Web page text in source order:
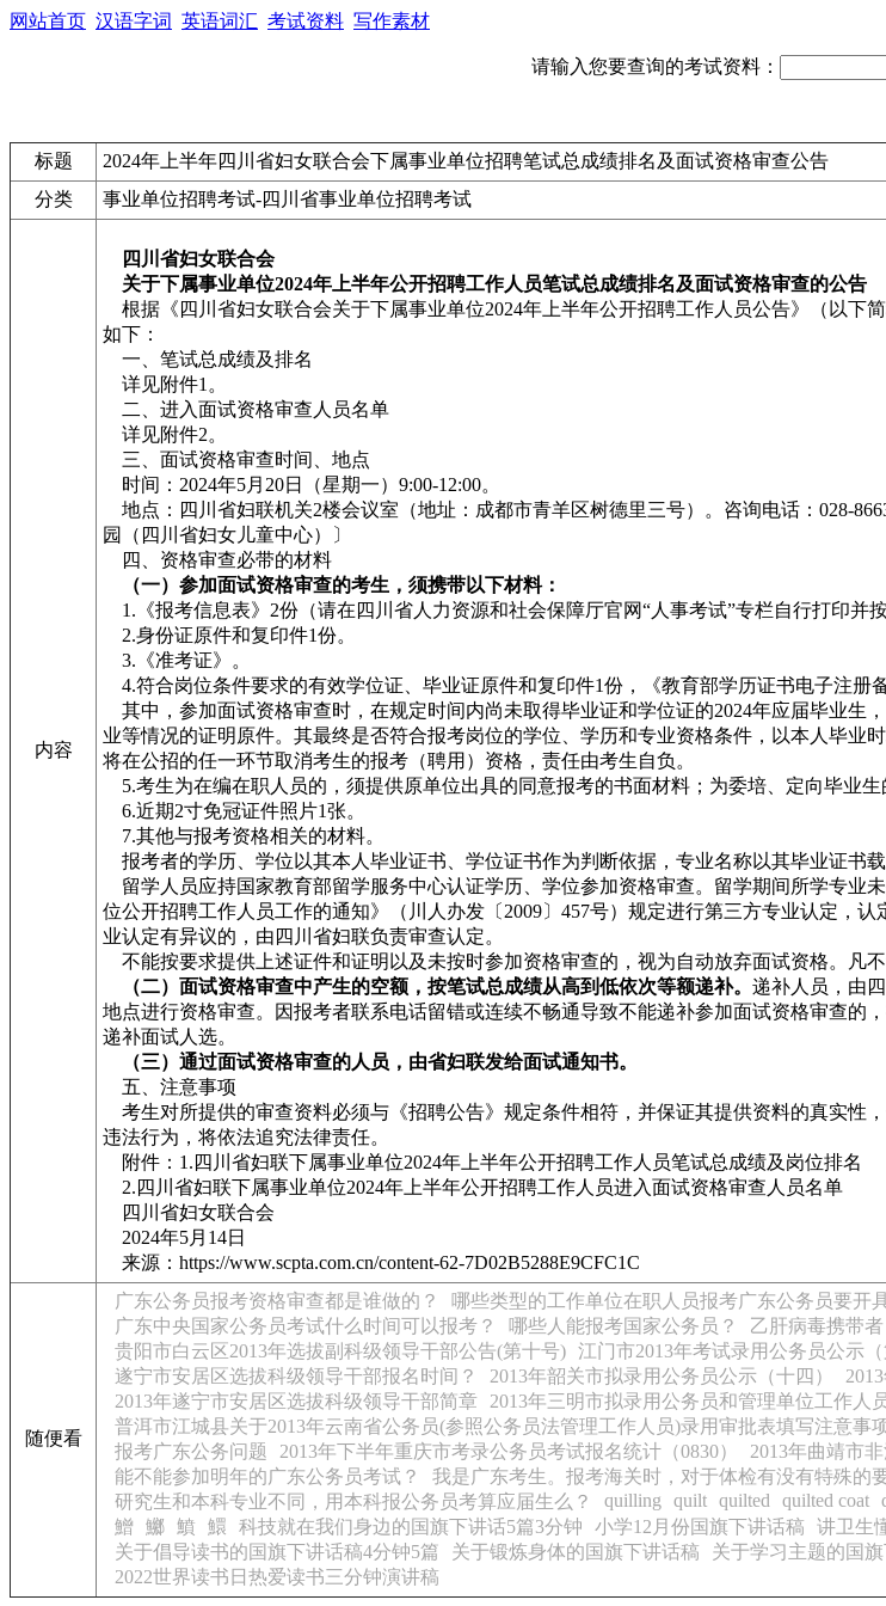
网站首页 汉语字词 英语词汇 考试资料 写作素材
请输入您要查询的考试资料：
标题
2024年上半年四川省妇女联合会下属事业单位招聘笔试总成绩排名及面试资格审查公告
分类
事业单位招聘考试-四川省事业单位招聘考试
内容
四川省妇女联合会
关于下属事业单位2024年上半年公开招聘工作人员笔试总成绩排名及面试资格审查的公告
根据《四川省妇女联合会关于下属事业单位2024年上半年公开招聘工作人员公告》（以下
如下：
一、笔试总成绩及排名
详见附件1。
二、进入面试资格审查人员名单
详见附件2。
三、面试资格审查时间、地点
时间：2024年5月20日（星期一）9:00-12:00。
地点：四川省妇联机关2楼会议室（地址：成都市青羊区树德里三号）。咨询电话：028-
园（四川省妇女儿童中心）〕
四、资格审查必带的材料
（一）参加面试资格审查的考生，须携带以下材料：
1.《报考信息表》2份（请在四川省人力资源和社会保障厅官网“人事考试”专栏自行打印并
2.身份证原件和复印件1份。
3.《准考证》。
4.符合岗位条件要求的有效学位证、毕业证原件和复印件1份，《教育部学历证书电子注册
其中，参加面试资格审查时，在规定时间内尚未取得毕业证和学位证的2024年应届毕业生
业等情况的证明原件。其最终是否符合报考岗位的学位、学历和专业资格条件，以本人毕
将在公招的任一环节取消考生的报考（聘用）资格，责任由考生自负。
5.考生为在编在职人员的，须提供原单位出具的同意报考的书面材料；为委培、定向毕业
6.近期2寸免冠证件照片1张。
7.其他与报考资格相关的材料。
报考者的学历、学位以其本人毕业证书、学位证书作为判断依据，专业名称以其毕业证书载
留学人员应持国家教育部留学服务中心认证学历、学位参加资格审查。留学期间所学专业
位公开招聘工作人员工作的通知》（川人办发〔2009〕457号）规定进行第三方专业认定，
业认定有异议的，由四川省妇联负责审查认定。
不能按要求提供上述证件和证明以及未按时参加资格审查的，视为自动放弃面试资格。凡
（二）面试资格审查中产生的空额，按笔试总成绩从高到低依次等额递补。 递补人员，由
地点进行资格审查。因报考者联系电话留错或连续不畅通导致不能递补参加面试资格审查
递补面试人选。
（三）通过面试资格审查的人员，由省妇联发给面试通知书。
五、注意事项
考生对所提供的审查资料必须与《招聘公告》规定条件相符，并保证其提供资料的真实性
违法行为，将依法追究法律责任。
附件：1.四川省妇联下属事业单位2024年上半年公开招聘工作人员笔试总成绩及岗位排名
2.四川省妇联下属事业单位2024年上半年公开招聘工作人员进入面试资格审查人员名单
四川省妇女联合会
2024年5月14日
来源：https://www.scpta.com.cn/content-62-7D02B5288E9CFC1C
随便看
广东公务员报考资格审查都是谁做的？ 哪些类型的工作单位在职人员报考广东公务员要开
广东中央国家公务员考试什么时间可以报考？
哪些人能报考国家公务员？
乙肝病毒携带
贵阳市白云区2013年选拔副科级领导干部公告(第十号) 江门市2013年考试录用公务员公示（
遂宁市安居区选拔科级领导干部报名时间？
2013年韶关市拟录用公务员公示（十四）
2013年遂宁市安居区选拔科级领导干部简章
2013年三明市拟录用公务员和管理单位工作人
普洱市江城县关于2013年云南省公务员(参照公务员法管理工作人员)录用审批表填写注意事
报考广东公务问题
2013年下半年重庆市考录公务员考试报名统计（0830） 2013年曲靖市
能不能参加明年的广东公务员考试？
我是广东考生。报考海关时，对于体检有没有特殊的
研究生和本科专业不同，用本科报公务员考算应届生么？
quilling quilt quilted quilted coat
鱛
鱜 鱝 鱞 科技就在我们身边的国旗下讲话5篇3分钟 小学12月份国旗下讲话稿 讲卫生
关于倡导读书的国旗下讲话稿4分钟5篇
关于锻炼身体的国旗下讲话稿 关于学习主题的国
2022世界读书日热爱读书三分钟演讲稿